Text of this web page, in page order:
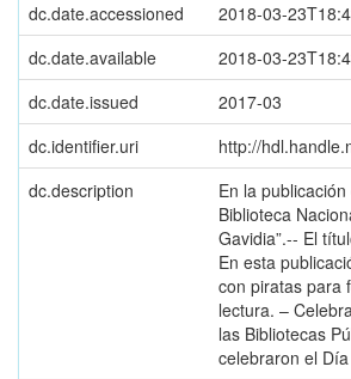
dc.date.accessioned
2018-03-
dc.date.available
2018-03-
dc.date.issued
2017-03
dc.identifier.uri
http://
dc.description
En la
Biblioteca
Gavidia”.-- El
En esta
con piratas para
lectura. –
las Bibliotecas
celebraron el